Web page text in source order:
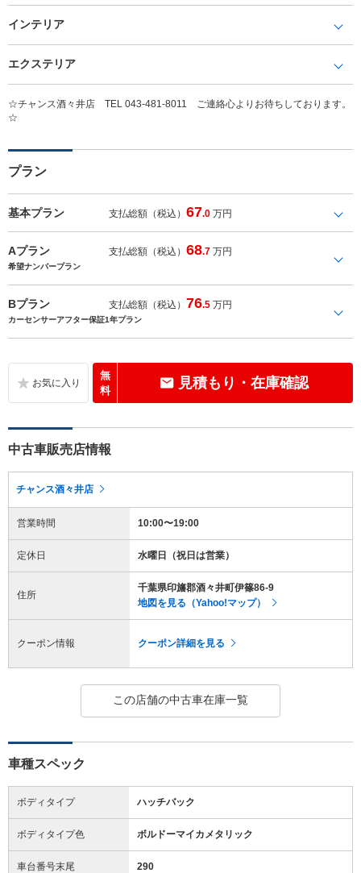
インテリア
エクステリア
☆チャンス酒々井店 TEL 043-481-8011 ご連絡心よりお待ちしております。
☆
プラン
基本プラン 支払総額（税込）67.0 万円
Aプラン 支払総額（税込）68.7 万円
希望ナンバープラン
Bプラン 支払総額（税込） 76.5 万円
カーセンサーアフター保証1年プラン
無
料
見積もり・在庫確認
中古車販売店情報
チャンス酒々井店
営業時間 10:00〜19:00
定休日 水曜日（祝日は営業）
住所
千葉県印旛郡酒々井町伊篠86-9
地図を見る（Yahoo!マップ）
クーポン情報 クーポン詳細を見る
この店舗の中古車在庫一覧
車種スペック
ボディタイプ ハッチバック
ボディタイプ色 ボルドーマイカメタリック
車台番号末尾 290